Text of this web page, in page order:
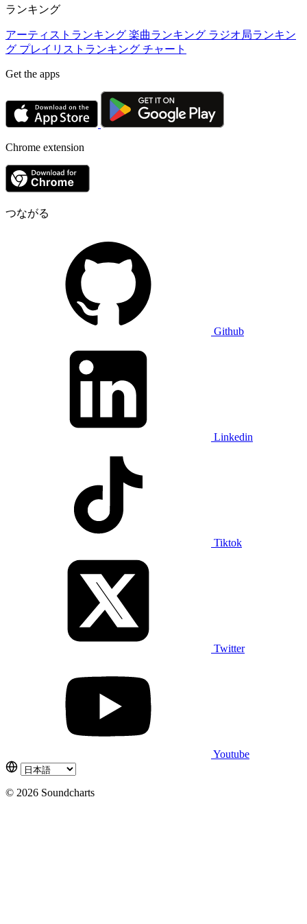
ランキング
アーティストランキング 楽曲ランキング ラジオ局ランキン
グ プレイリストランキング チャート
Get the apps
Chrome extension
つながる
Github
Linkedin
Tiktok
Twitter
Youtube
© 2026 Soundcharts